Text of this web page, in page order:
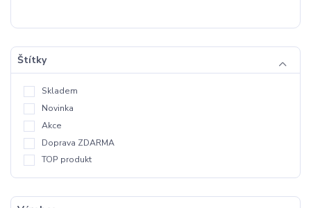
Štítky
Skladem
Novinka
Akce
Doprava ZDARMA
TOP produkt